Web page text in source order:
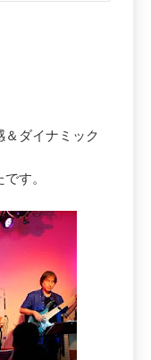
＆ダイナミック
す。